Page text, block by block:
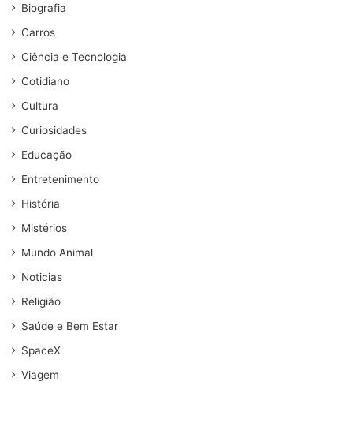
Biografia
Carros
Ciência e Tecnologia
Cotidiano
Cultura
Curiosidades
Educação
Entretenimento
História
Mistérios
Mundo Animal
Noticias
Religião
Saúde e Bem Estar
SpaceX
Viagem